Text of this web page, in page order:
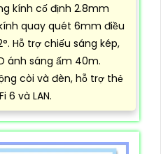
kính cố định 2.8mm
quay quét 6mm điều
Hỗ trợ chiếu sáng kép,
ánh sáng ấm 40m.
còi và đèn, hỗ trợ thẻ
6 và LAN.